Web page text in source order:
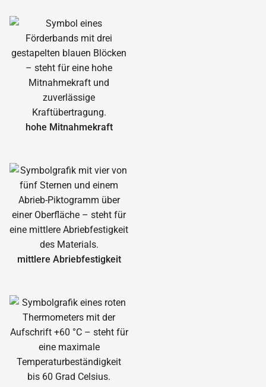
hohe Mitnahmekraft
mittlere Abrieb­festigkeit